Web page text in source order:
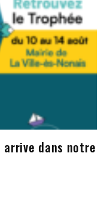
arrive dans notre